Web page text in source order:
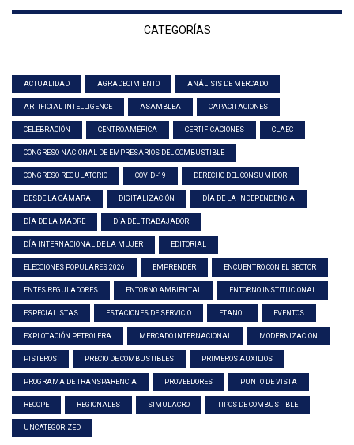
CATEGORÍAS
ACTUALIDAD AGRADECIMIENTO ANÁLISIS DE MERCADO
ARTIFICIAL INTELLIGENCE ASAMBLEA CAPACITACIONES
CELEBRACIÓN CENTROAMÉRICA CERTIFICACIONES CLAEC
CONGRESO NACIONAL DE EMPRESARIOS DEL COMBUSTIBLE
CONGRESO REGULATORIO COVID -19 DERECHO DEL CONSUMIDOR
DESDE LA CÁMARA DIGITALIZACIÓN DÍA DE LA INDEPENDENCIA
DÍA DE LA MADRE DÍA DEL TRABAJADOR
DÍA INTERNACIONAL DE LA MUJER EDITORIAL
ELECCIONES POPULARES 2026 EMPRENDER ENCUENTRO CON EL SECTOR
ENTES REGULADORES ENTORNO AMBIENTAL ENTORNO INSTITUCIONAL
ESPECIALISTAS ESTACIONES DE SERVICIO ETANOL EVENTOS
EXPLOTACIÓN PETROLERA MERCADO INTERNACIONAL MODERNIZACION
PISTEROS PRECIO DE COMBUSTIBLES PRIMEROS AUXILIOS
PROGRAMA DE TRANSPARENCIA PROVEEDORES PUNTO DE VISTA
RECOPE REGIONALES SIMULACRO TIPOS DE COMBUSTIBLE
UNCATEGORIZED